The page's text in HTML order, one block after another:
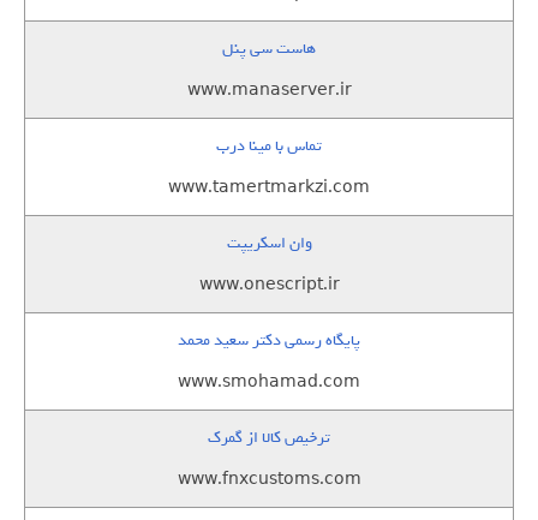
هاست سی پنل
www.manaserver.ir
تماس با مینا درب
www.tamertmarkzi.com
وان اسکریپت
www.onescript.ir
پایگاه رسمی دکتر سعید محمد
www.smohamad.com
ترخیص کالا از گمرک
www.fnxcustoms.com